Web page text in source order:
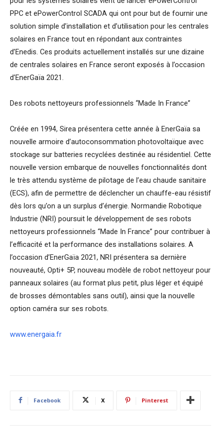
PPC et ePowerControl SCADA qui ont pour but de fournir une
solution simple d’installation et d’utilisation pour les centrales
solaires en France tout en répondant aux contraintes
d’Enedis. Ces produits actuellement installés sur une dizaine
de centrales solaires en France seront exposés à l’occasion
d’EnerGaïa 2021.
Des robots nettoyeurs professionnels “Made In France”
Créée en 1994, Sirea présentera cette année à EnerGaïa sa
nouvelle armoire d’autoconsommation photovoltaïque avec
stockage sur batteries recyclées destinée au résidentiel. Cette
nouvelle version embarque de nouvelles fonctionnalités dont
le très attendu système de pilotage de l’eau chaude sanitaire
(ECS), afin de permettre de déclencher un chauffe-eau résistif
dès lors qu’on a un surplus d’énergie. Normandie Robotique
Industrie (NRI) poursuit le développement de ses robots
nettoyeurs professionnels “Made In France” pour contribuer à
l’efficacité et la performance des installations solaires. A
l’occasion d’EnerGaïa 2021, NRI présentera sa dernière
nouveauté, Opti+ 5P, nouveau modèle de robot nettoyeur pour
panneaux solaires (au format plus petit, plus léger et équipé
de brosses démontables sans outil), ainsi que la nouvelle
option caméra sur ses robots.
www.energaia.fr
Facebook X Pinterest